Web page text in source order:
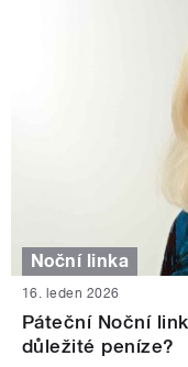
Noční linka
16. leden 2026
Páteční Noční
důležité peníze?